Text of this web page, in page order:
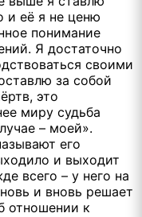
и её я не ценю
понимание
Я достаточно
своими
за собой
это
миру судьба
– моей».
его
и выходит
всего – у него на
и вновь решает
отношении к